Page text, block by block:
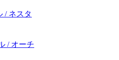
/ ネスタ